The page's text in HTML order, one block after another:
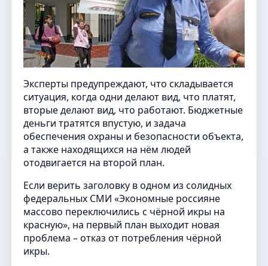
Эксперты предупреждают, что складывается
ситуация, когда одни делают вид, что платят,
вторые делают вид, что работают. Бюджетные
деньги тратятся впустую, и задача
обеспечения охраны и безопасности объекта,
а также находящихся на нём людей
отодвигается на второй план.
Если верить заголовку в одном из солидных
федеральных СМИ «Экономные россияне
массово переключились с чёрной икры на
красную», на первый план выходит новая
проблема – отказ от потребления чёрной
икры.